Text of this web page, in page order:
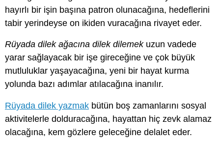
hayırlı bir işin başına patron olunacağına, hedeflerini
tabir yerindeyse on ikiden vuracağına rivayet eder.
Rüyada dilek ağacına dilek dilemekuzun vadede
yarar sağlayacak bir işe gireceğine ve çok büyük
mutluluklar yaşayacağına, yeni bir hayat kurma
yolunda bazı adımlar atılacağına inanılır.
Rüyada dilek yazmak bütün boş zamanlarını sosyal
aktivitelerle dolduracağına, hayattan hiç zevk alamaz
olacağına, kem gözlere geleceğine delalet eder.